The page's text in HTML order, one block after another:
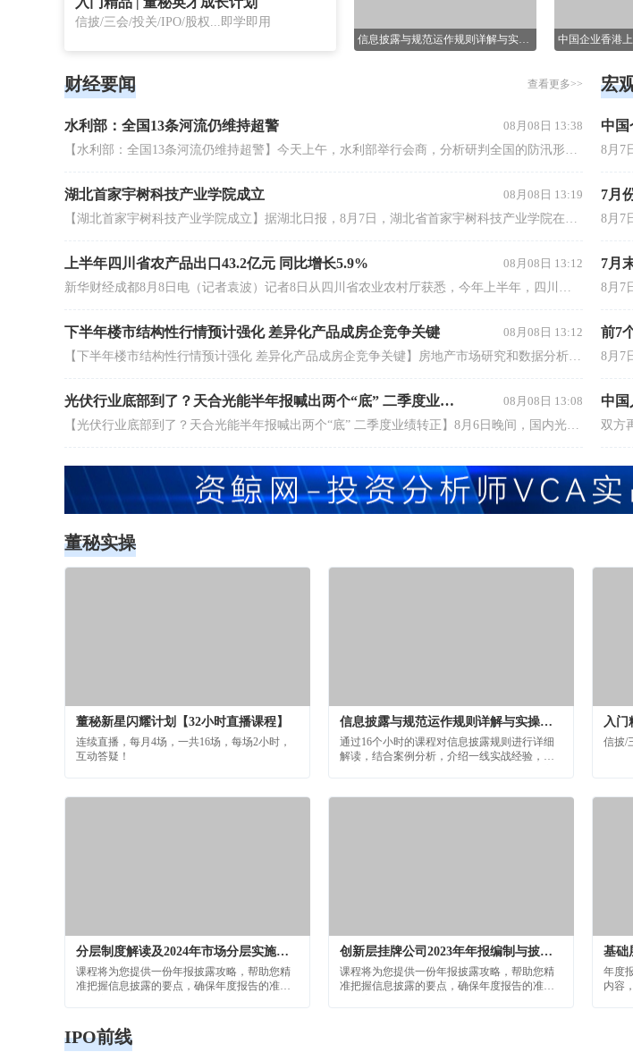
信披/三会/投关/IPO/股权...即学即用
信息披露与规范运作规则详解与实操【16小时课程打包】
进行详细解读，结合案例分析，介绍
员全方位、深层次、有见地的掌握信
本课程适合于
上市的企业及
者、管理者。
财经要闻 查看更多>>
水利部：全国13条河流仍维持超警
08月08日 13:38
【水利部：全国13条河流仍维持超警】今天上午，水利部举行会商，分析研判全国的防汛形势，未来三天钱塘江、甬江、椒江、水阳江可能发生编号洪水。截至8月8日9时，黑龙江、内蒙古、河北、云南等地13条河流仍维持超警。8月8日至10日，受降雨影响，钱塘江、甬江、椒江、水阳江可能发生编号洪水，暴雨区内部分中小河流可能发生超警洪水；受上游来水影响，黑龙江干流抚远江段将超警，松花江干流及支流呼兰河、黑龙江干流同江至勤得利江段将维持超警。
湖北首家宇树科技产业学院成立
08月08日 13:19
【湖北首家宇树科技产业学院成立】据湖北日报，8月7日，湖北省首家宇树科技产业学院在长江工程职业技术学院成立。据悉，“宇树科技产业学院”由宇树科技股份有限公司与长江工程职业技术学院共建，实行“企业专家任院长、校内教授任执行副院长”双院长制管理架构，聚焦机器人调试、运维、技术支持等市场紧缺岗位，精准培育紧缺人才。
上半年四川省农产品出口43.2亿元 同比增长5.9%
08月08日 13:12
新华财经成都8月8日电（记者袁波）记者8日从四川省农业农村厅获悉，今年上半年，四川省农产品出口43.2亿元，同比增长5.9%。其中，干鲜瓜果及坚果出口4.7亿元，增长18.9%。近日，1200盒龙泉驿水蜜桃从成都市龙泉驿区出发，经“整车专运+产地直发”模式，48小时后登上香港百佳超市的货架。鲜桃易腐、保鲜期短，曾是外销的最大难题。
下半年楼市结构性行情预计强化 差异化产品成房企竞争关键
08月08日 13:12
【下半年楼市结构性行情预计强化 差异化产品成房企竞争关键】房地产市场研究和数据分析机构普睿数智董事长丁祖昱7日在上海表示，上半年房地产市场延续结构性分化特征，行业并非简单进入总量恢复阶段，而是进入结构优化阶段，即核心城市、核心板块率先释放市场韧性，企业竞争逻辑正从规模扩张转向能力竞争。
光伏行业底部到了？天合光能半年报喊出两个“底” 二季度业绩转正
08月08日 13:08
【光伏行业底部到了？天合光能半年报喊出两个“底” 二季度业绩转正】8月6日晚间，国内光伏龙头天合光能（688599.SH）在2026年半年度报告中对光伏行业的发展态势给出了一个总结。“2026年上半年，全球光伏行业在‘反内卷’政策组合拳持续落地、落后产能加速出清的驱动下，逐步告别深度调整期，呈现‘政策底夯实、价格底确认’的发展态势。”天合光能在公告中表示。记者注意到，类似的表述此前还并未在光伏行业龙头的公告中出现过。
宏
中国
7月
前7
中
董秘实操
董秘新星闪耀计划【32小时直播课程】
连续直播，每月4场，一共16场，每场2小时，
互动答疑！
信息披露与规范运作规则详解与实操【16小时课程打包】
通过16个小时的课程对信息披露规则进行详细
解读，结合案例分析，介绍一线实战经验，提
披合规管理逻辑。
入门
信披/
分层制度解读及2024年市场分层实施工作安排
课程将为您提供一份年报披露攻略，帮助您精
准把握信息披露的要点，确保年度报告的准
创新层挂牌公司2023年年报编制与披露重点问题讲解
课程将为您提供一份年报披露攻略，帮助您精
准把握信息披露的要点，确保年度报告的准
年度
内容
IPO前线